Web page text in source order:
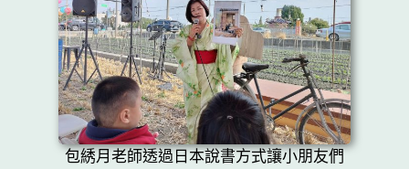
包綉月老師透過日本說書方式讓小朋友們